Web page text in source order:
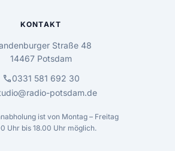
KONTAKT
Straße 48
14467 Potsdam
call0331 581 692 30
potsdam.de
ist von Montag – Freitag
Uhr bis 18.00 Uhr möglich.